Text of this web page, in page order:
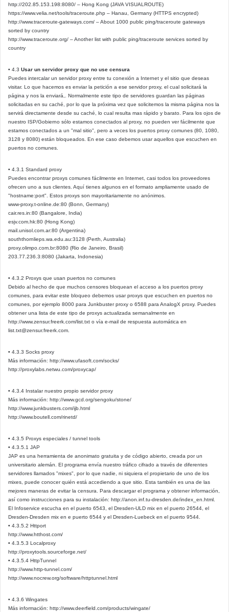
http://202.85.153.198:8080/ – Hong Kong (JAVA VISUALROUTE)
https://www.velia.net/tools/traceroute.php – Hanau, Germany (HTTPS encrypted)
http://www.traceroute-gateways.com/ – About 1000 public ping/traceroute gateways
sorted by country
http://www.traceroute.org/ – Another list with public ping/traceroute services sorted by
country
• 4.3 Usar un servidor proxy que no use censura
Puedes intercalar un servidor proxy entre tu conexión a Internet y el sitio que deseas
visitar. Lo que hacemos es enviar la petición a ese servidor proxy, el cual solicitará la
página y nos la enviará,. Normalmente este tipo de servidores guardan las páginas
solicitadas en su caché, por lo que la próxima vez que solicitemos la misma página nos la
servirá directamente desde su caché, lo cual resulta mas rápido y barato. Para los ojos de
nuestro ISP/Gobierno sólo estamos conectados al proxy, no pueden ver fácilmente que
estamos conectados a un "mal sitio", pero a veces los puertos proxy comunes (80, 1080,
3128 y 8080) están bloqueados. En ese caso debemos usar aquellos que escuchen en
puertos no comunes.
• 4.3.1 Standard proxy
Puedes encontrar proxys comunes fácilmente en Internet, casi todos los proveedores
ofrecen uno a sus clientes. Aquí tienes algunos en el formato ampliamente usado de
"hostname:port". Estos proxys son mayoritariamente no anónimos.
www-proxy.t-online.de:80 (Bonn, Germany)
cair.res.in:80 (Bangalore, India)
esjv.com.hk:80 (Hong Kong)
mail.unisol.com.ar:80 (Argentina)
souththornlieps.wa.edu.au:3128 (Perth, Australia)
proxy.olimpo.com.br:8080 (Rio de Janeiro, Brasil)
203.77.236.3:8080 (Jakarta, Indonesia)
• 4.3.2 Proxys que usan puertos no comunes
Debido al hecho de que muchos censores bloquean el acceso a los puertos proxy
comunes, para evitar este bloqueo debemos usar proxys que escuchen en puertos no
comunes, por ejemplo 8000 para Junkbuster proxy o 6588 para AnalogX proxy. Puedes
obtener una lista de este tipo de proxys actualizada semanalmente en
http://www.zensur.freerk.com/list.txt o vía e-mail de respuesta automática en
list.txt@zensur.freerk.com.
• 4.3.3 Socks proxy
Más información: http://www.ufasoft.com/socks/
http://proxylabs.netwu.com/proxycap/
• 4.3.4 Instalar nuestro propio servidor proxy
Más información: http://www.gcd.org/sengoku/stone/
http://www.junkbusters.com/ijb.html
http://www.boutell.com/rinetd/
• 4.3.5 Proxys especiales / tunnel tools
• 4.3.5.1 JAP
JAP es una herramienta de anonimato gratuita y de código abierto, creada por un
universitario alemán. El programa envía nuestro tráfico cifrado a través de diferentes
servidores llamados "mixes", por lo que nadie, ni siquiera el propietario de uno de los
mixes, puede conocer quién está accediendo a que sitio. Esta también es una de las
mejores maneras de evitar la censura. Para descargar el programa y obtener información,
así como instrucciones para su instalación: http://anon.inf.tu-dresden.de/index_en.html.
El Infoservice escucha en el puerto 6543, el Dresden-ULD mix en el puerto 26544, el
Dresden-Dresden mix en e puerto 6544 y el Dresden-Luebeck en el puerto 9544.
• 4.3.5.2 Httport
http://www.htthost.com/
• 4.3.5.3 Localproxy
http://proxytools.sourceforge.net/
• 4.3.5.4 HttpTunnel
http://www.http-tunnel.com/
http://www.nocrew.org/software/httptunnel.html
• 4.3.6 Wingates
Más información: http://www.deerfield.com/products/wingate/